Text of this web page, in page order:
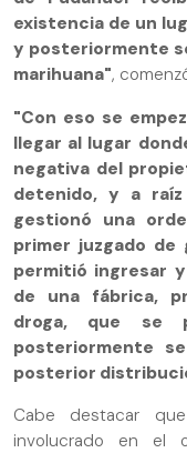
existencia de un
y posteriormente
marihuana",
"Con eso se
llegar al lugar
negativa del
detenido, y a
gestionó una
primer juzgado de
permitió ingresar
de una fábrica,
droga, que se
posteriormente
posterior
Cabe destacar
involucrado en el